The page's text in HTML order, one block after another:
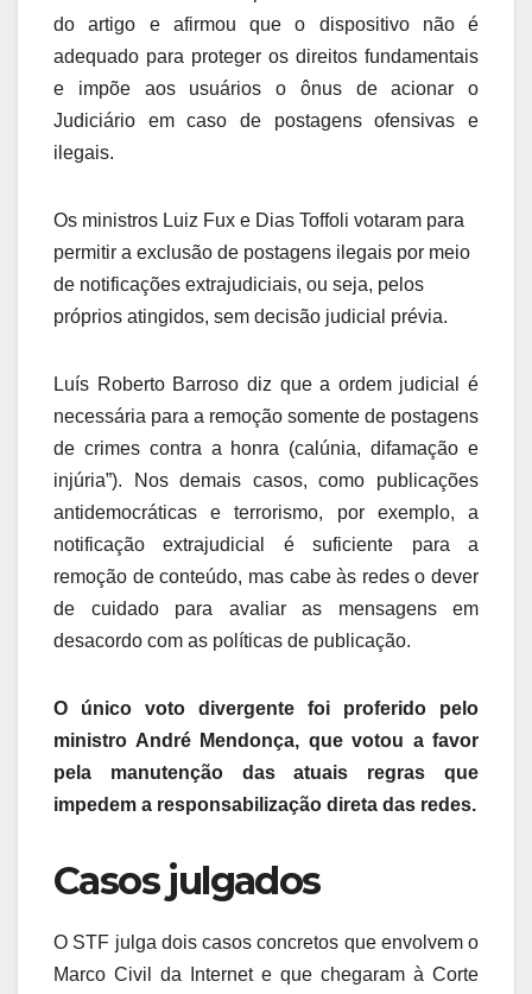
do artigo e afirmou que o dispositivo não é
adequado para proteger os direitos fundamentais
e impõe aos usuários o ônus de acionar o
Judiciário em caso de postagens ofensivas e
ilegais.
Os ministros Luiz Fux e Dias Toffoli votaram para
permitir a exclusão de postagens ilegais por meio
de notificações extrajudiciais, ou seja, pelos
próprios atingidos, sem decisão judicial prévia.
Luís Roberto Barroso diz que a ordem judicial é
necessária para a remoção somente de postagens
de crimes contra a honra (calúnia, difamação e
injúria”). Nos demais casos, como publicações
antidemocráticas e terrorismo, por exemplo, a
notificação extrajudicial é suficiente para a
remoção de conteúdo, mas cabe às redes o dever
de cuidado para avaliar as mensagens em
desacordo com as políticas de publicação.
O único voto divergente foi proferido pelo
ministro André Mendonça, que votou a favor
pela manutenção das atuais regras que
impedem a responsabilização direta das redes.
Casos julgados
O STF julga dois casos concretos que envolvem o
Marco Civil da Internet e que chegaram à Corte